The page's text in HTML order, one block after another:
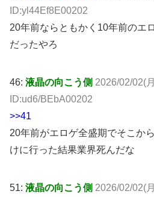
ID:yl44Ef8E00202
20年前ならともかく10年前のエ
だったやろ
46: 液晶の向こう側 2026/02/02(
ID:ud6/BEbA00202
>>41
20年前がエロゲ全盛期でそこか
けに行った結果業界死んだな
51: 液晶の向こう側 2026/02/02(